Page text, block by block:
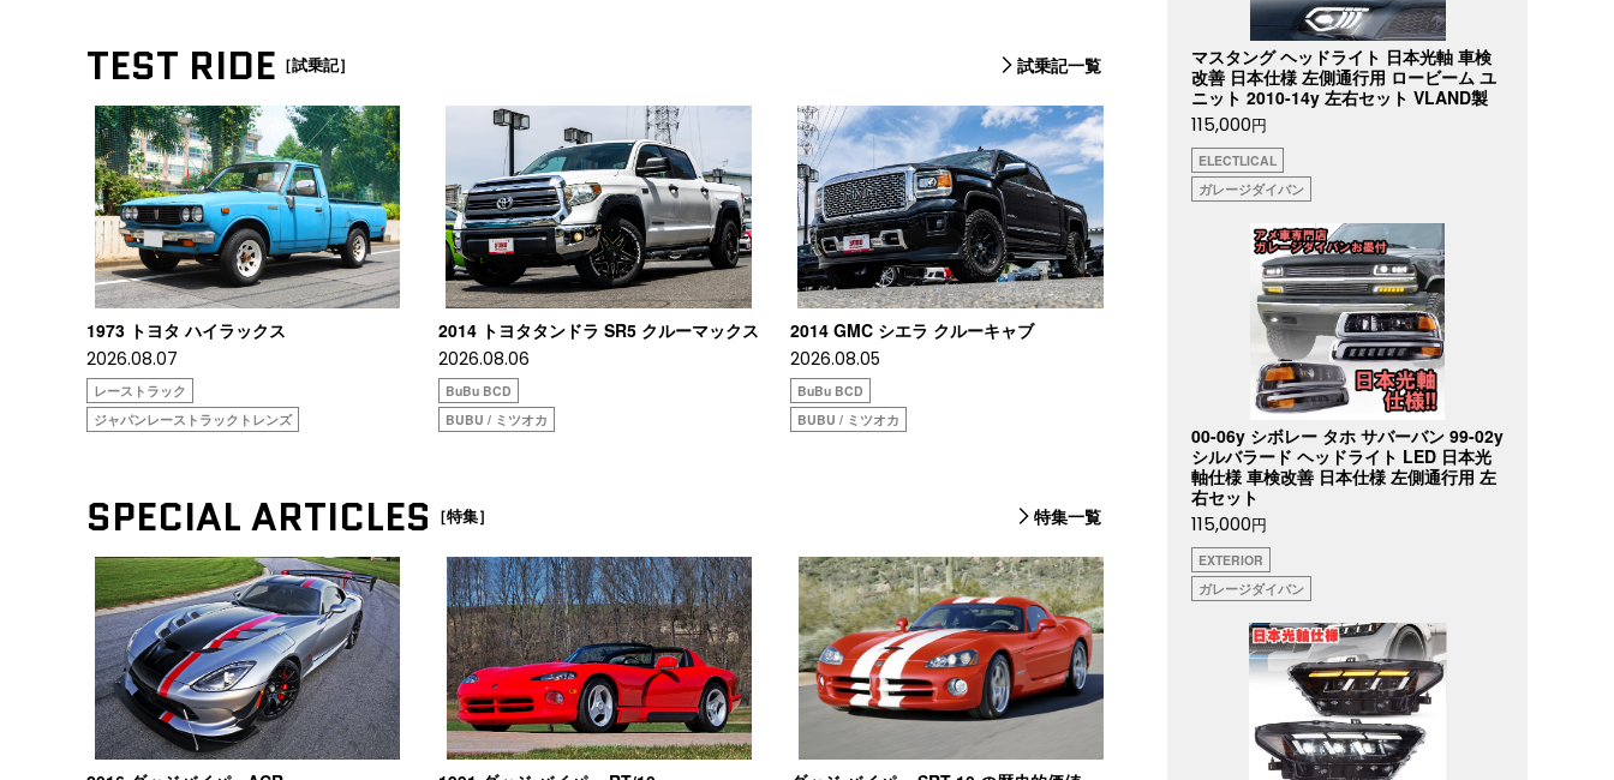
TEST RIDE ［試乗記］ 試乗記一覧
1973 トヨタ ハイラックス
2026.08.07
レーストラック
ジャパンレーストラックトレンズ
2014 トヨタタンドラ SR5 クルーマックス
2026.08.06
BuBu BCD
BUBU / ミツオカ
2014 GMC シエラ クルーキャブ
2026.08.05
BuBu BCD
BUBU / ミツオカ
SPECIAL ARTICLES ［特集］ 特集一覧
マスタング ヘッドライト 日本光軸 車検
改善 日本仕様 左側通行用 ロービーム ユ
ニット 2010-14y 左右セット VLAND製
115,000円
ELECTLICAL
ガレージダイバン
00-06y シボレー タホ サバーバン 99-02y
シルバラード ヘッドライト LED 日本光
軸仕様 車検改善 日本仕様 左側通行用 左
右セット
115,000円
EXTERIOR
ガレージダイバン